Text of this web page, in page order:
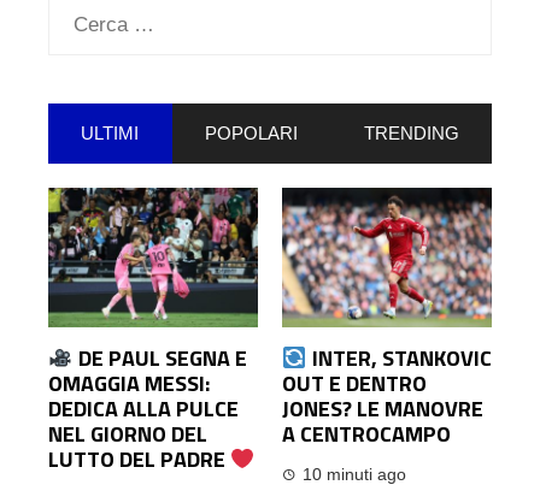
Ricerca
ULTIMI POPOLARI TRENDING
DE PAUL SEGNA E
OMAGGIA MESSI:
DEDICA ALLA PULCE
NEL GIORNO DEL
LUTTO DEL PADRE
INTER, STANKOVIC
OUT E DENTRO
JONES? LE MANOVRE
A CENTROCAMPO
10 minuti ago